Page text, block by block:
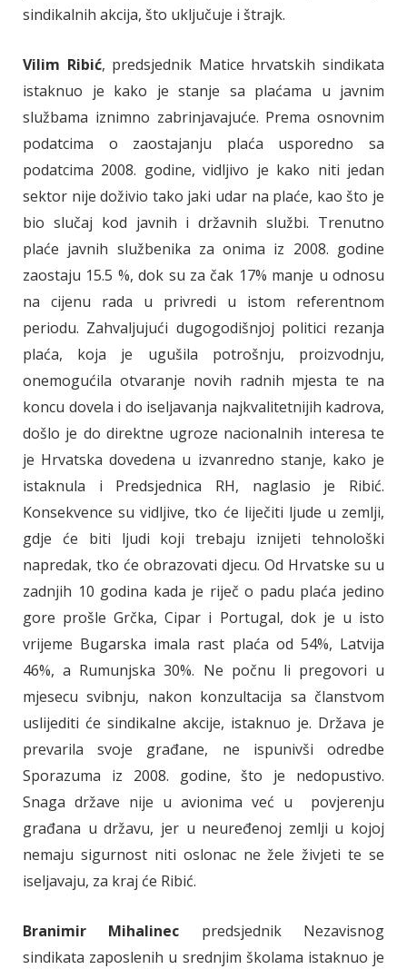
sindikalnih akcija, što uključuje i štrajk.
Vilim Ribić, predsjednik Matice hrvatskih sindikata
istaknuo je kako je stanje sa plaćama u javnim
službama iznimno zabrinjavajuće. Prema osnovnim
podatcima o zaostajanju plaća usporedno sa
podatcima 2008. godine, vidljivo je kako niti jedan
sektor nije doživio tako jaki udar na plaće, kao što je
bio slučaj kod javnih i državnih službi. Trenutno
plaće javnih službenika za onima iz 2008. godine
zaostaju 15.5 %, dok su za čak 17% manje u odnosu
na cijenu rada u privredi u istom referentnom
periodu. Zahvaljujući dugogodišnjoj politici rezanja
plaća, koja je ugušila potrošnju, proizvodnju,
onemogućila otvaranje novih radnih mjesta te na
koncu dovela i do iseljavanja najkvalitetnijih kadrova,
došlo je do direktne ugroze nacionalnih interesa te
je Hrvatska dovedena u izvanredno stanje, kako je
istaknula i Predsjednica RH, naglasio je Ribić.
Konsekvence su vidljive, tko će liječiti ljude u zemlji,
gdje će biti ljudi koji trebaju iznijeti tehnološki
napredak, tko će obrazovati djecu. Od Hrvatske su u
zadnjih 10 godina kada je riječ o padu plaća jedino
gore prošle Grčka, Cipar i Portugal, dok je u isto
vrijeme Bugarska imala rast plaća od 54%, Latvija
46%, a Rumunjska 30%. Ne počnu li pregovori u
mjesecu svibnju, nakon konzultacija sa članstvom
uslijediti će sindikalne akcije, istaknuo je. Država je
prevarila svoje građane, ne ispunivši odredbe
Sporazuma iz 2008. godine, što je nedopustivo.
Snaga države nije u avionima već u povjerenju
građana u državu, jer u neuređenoj zemlji u kojoj
nemaju sigurnost niti oslonac ne žele živjeti te se
iseljavaju, za kraj će Ribić.
Branimir Mihalinec predsjednik Nezavisnog
sindikata zaposlenih u srednjim školama istaknuo je